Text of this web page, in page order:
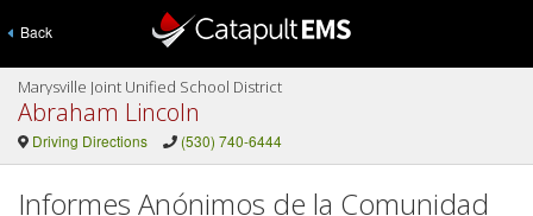
Back
Marysville Joint Unified School District
Abraham Lincoln
Driving Directions (530) 740-6444
Informes Anónimos de la Comunidad